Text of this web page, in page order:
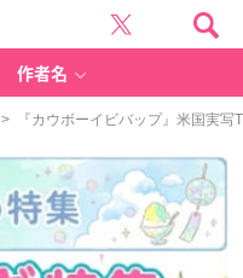
作者名
> 『カウボーイビバップ』米国実写